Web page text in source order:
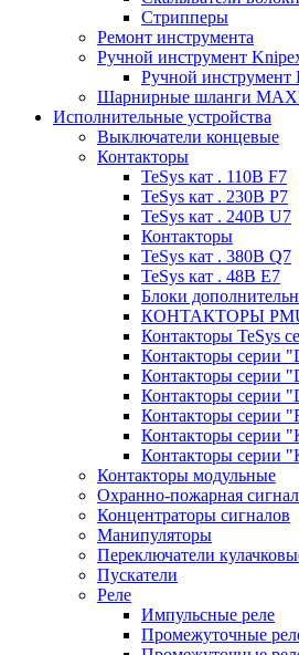
Стрипперы
Ремонт инструмента
Ручной инструмент
Ручной инструмент
Шарнирные шланги
Исполнительные устройства
Выключатели концевые
Контакторы
TeSys кат . 110В F7
TeSys кат . 230В P7
TeSys кат . 240В U7
Контакторы
TeSys кат . 380В Q7
TeSys кат . 48В E7
Блоки
КОНТАКТОРЫ
Контакторы TeSys
Контакторы серии
Контакторы серии
Контакторы серии
Контакторы серии
Контакторы серии
Контакторы серии
Контакторы модульные
Охранно-пожарная
Концентраторы сигналов
Манипуляторы
Переключатели
Пускатели
Реле
Импульсные реле
Промежуточные